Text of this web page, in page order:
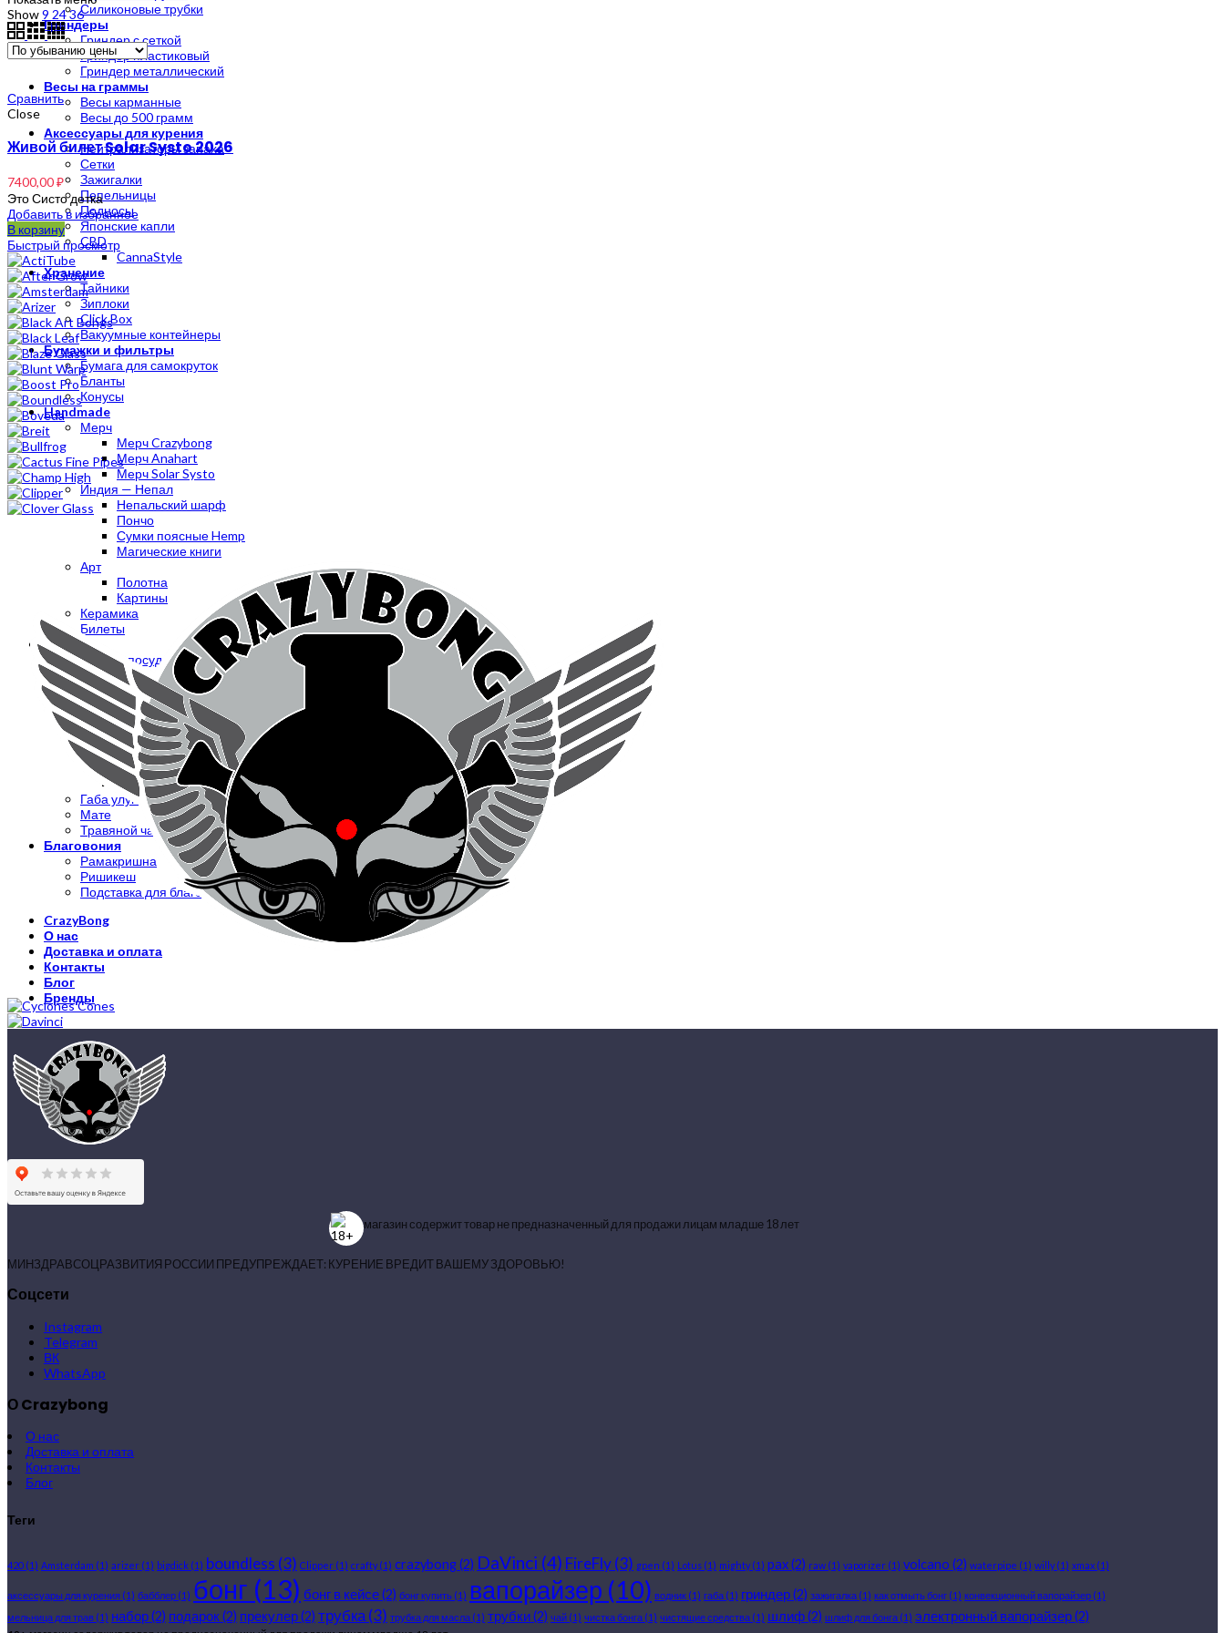
Силиконовые трубки
Гриндеры
Гриндер с сеткой
Гриндер пластиковый
Гриндер металлический
Весы на граммы
Весы карманные
Весы до 500 грамм
Аксессуары для курения
Нейтрализаторы запаха
Сетки
Зажигалки
Пепельницы
Подносы
Японские капли
CBD
CannaStyle
Хранение
Тайники
Зиплоки
Click Box
Вакуумные контейнеры
Бумажки и фильтры
Бумага для самокруток
Бланты
Конусы
Handmade
Мерч
Мерч Crazybong
Мерч Anahart
Мерч Solar Systo
Индия — Непал
Непальский шарф
Пончо
Сумки поясные Hemp
Магические книги
Арт
Полотна
Картины
Керамика
Билеты
Чай
Чайная посуда
Китайский чай
Пуэр
Да Хун Пао
Те Гуань Инь
Гуандунские Улуны
Белый чай
Зеленый чай
Желтый чай
Габа улун
Мате
Травяной чай
Благовония
Рамакришна
Ришикеш
Подставка для благовоний
CrazyBong
О нас
Доставка и оплата
Контакты
Блог
Бренды
Show9 2436
Сравнить
Close
Живой билет Solar Systo 2026
7400,00₽
Это Систо детка
Добавить в избранное
В корзину
Быстрый просмотр
магазин содержит товар не предназначенный для продажи лицам младше 18 лет
МИНЗДРАВСОЦРАЗВИТИЯ РОССИИ ПРЕДУПРЕЖДАЕТ: КУРЕНИЕ ВРЕДИТ ВАШЕМУ ЗДОРОВЬЮ!
Соцсети
Instagram
Telegram
ВК
WhatsApp
О Crazybong
О нас
Доставка и оплата
Контакты
Блог
Теги
420 (1) Amsterdam (1) arizer (1) bigdick (1) boundless (3) Clipper (1) crafty(1) crazybong(2) DaVinci (4) FireFly(3) gpen (1) Lotus (1) mighty(1) pax(2) raw (1) vaporizer (1) volcano (2) waterpipe (1) willy(1) xmax (1)
аксессуары для курения (1) бабблер (1) бонг (13) бонг в кейсе(2) бонг купить (1) вапорайзер (10) водник (1) габа (1) гриндер(2) зажигалка (1) как отмыть бонг (1) конвекционный вапорайзер (1)
мельница для трав (1) набор(2) подарок(2) прекулер(2) трубка(3) трубка для масла (1) трубки(2) чай (1) чистка бонга (1) чистящие средства (1) шлиф(2) шлиф для бонга (1) электронный вапорайзер(2)